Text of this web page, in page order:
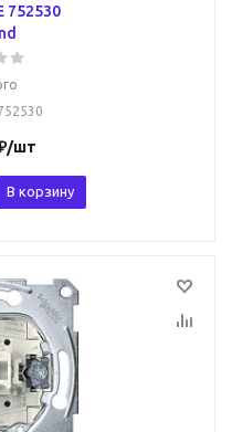
752530
/шт
В корзину